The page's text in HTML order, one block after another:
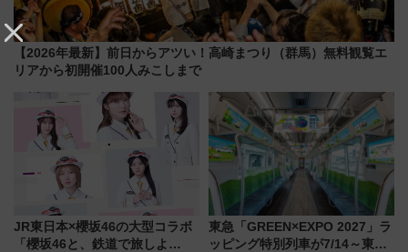
【2026年最新】前日からアツい！高崎まつり（群馬）無料観覧エ
リアから初開催100人みこしまで
JR東日本×櫻坂46の大型コラボ
「櫻坂46と、鉄道で旅しよ
東急「GREEN×EXPO 2027」ラ
ッピング特別列車が7/14～東